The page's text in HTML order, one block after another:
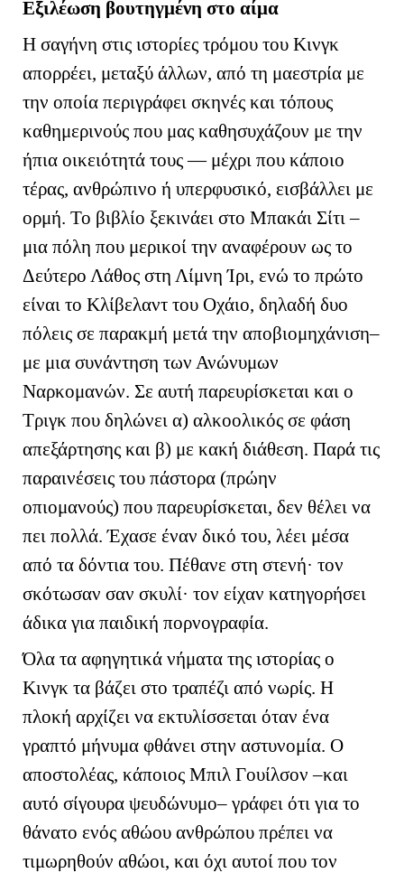
Εξιλέωση βουτηγμένη στο αίμα
H σαγήνη στις ιστορίες τρόμου του Κινγκ
απορρέει, μεταξύ άλλων, από τη μαεστρία με
την οποία περιγράφει σκηνές και τόπους
καθημερινούς που μας καθησυχάζουν με την
ήπια οικειότητά τους — μέχρι που κάποιο
τέρας, ανθρώπινο ή υπερφυσικό, εισβάλλει με
ορμή. Το βιβλίο ξεκινάει στο Μπακάι Σίτι –
μια πόλη που μερικοί την αναφέρουν ως το
Δεύτερο Λάθος στη Λίμνη Ίρι, ενώ το πρώτο
είναι το Κλίβελαντ του Οχάιο, δηλαδή δυο
πόλεις σε παρακμή μετά την αποβιομηχάνιση–
με μια συνάντηση των Ανώνυμων
Ναρκομανών. Σε αυτή παρευρίσκεται και ο
Τριγκ που δηλώνει α) αλκοολικός σε φάση
απεξάρτησης και β) με κακή διάθεση. Παρά τις
παραινέσεις του πάστορα (πρώην
οπιομανούς) που παρευρίσκεται, δεν θέλει να
πει πολλά. Έχασε έναν δικό του, λέει μέσα
από τα δόντια του. Πέθανε στη στενή· τον
σκότωσαν σαν σκυλί· τον είχαν κατηγορήσει
άδικα για παιδική πορνογραφία.
Όλα τα αφηγητικά νήματα της ιστορίας ο
Κινγκ τα βάζει στο τραπέζι από νωρίς. Η
πλοκή αρχίζει να εκτυλίσσεται όταν ένα
γραπτό μήνυμα φθάνει στην αστυνομία. Ο
αποστολέας, κάποιος Μπιλ Γουίλσον –και
αυτό σίγουρα ψευδώνυμο– γράφει ότι για το
θάνατο ενός αθώου ανθρώπου πρέπει να
τιμωρηθούν αθώοι, και όχι αυτοί που τον